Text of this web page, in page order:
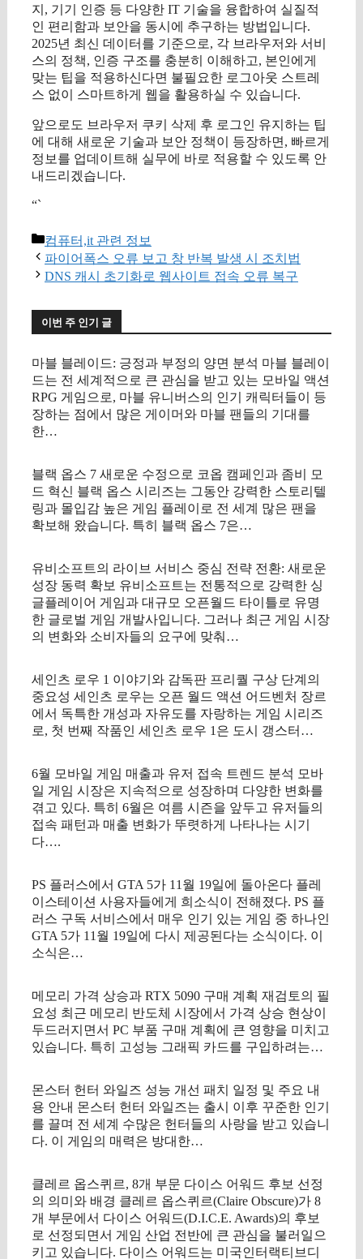
지, 기기 인증 등 다양한 IT 기술을 융합하여 실질적
인 편리함과 보안을 동시에 추구하는 방법입니다.
2025년 최신 데이터를 기준으로, 각 브라우저와 서비
스의 정책, 인증 구조를 충분히 이해하고, 본인에게
맞는 팁을 적용하신다면 불필요한 로그아웃 스트레
스 없이 스마트하게 웹을 활용하실 수 있습니다.
앞으로도 브라우저 쿠키 삭제 후 로그인 유지하는 팁
에 대해 새로운 기술과 보안 정책이 등장하면, 빠르게
정보를 업데이트해 실무에 바로 적용할 수 있도록 안
내드리겠습니다.
“`
카
테
고
컴퓨터,it 관련 정보
파이어폭스 오류 보고 창 반복 발생 시 조치법
DNS 캐시 초기화로 웹사이트 접속 오류 복구
이번 주 인기 글
마블 블레이드: 긍정과 부정의 양면 분석 마블 블레이
드는 전 세계적으로 큰 관심을 받고 있는 모바일 액션
RPG 게임으로, 마블 유니버스의 인기 캐릭터들이 등
장하는 점에서 많은 게이머와 마블 팬들의 기대를
한…
블랙 옵스 7 새로운 수정으로 코옵 캠페인과 좀비 모
드 혁신 블랙 옵스 시리즈는 그동안 강력한 스토리텔
링과 몰입감 높은 게임 플레이로 전 세계 많은 팬을
확보해 왔습니다. 특히 블랙 옵스 7은…
유비소프트의 라이브 서비스 중심 전략 전환: 새로운
성장 동력 확보 유비소프트는 전통적으로 강력한 싱
글플레이어 게임과 대규모 오픈월드 타이틀로 유명
한 글로벌 게임 개발사입니다. 그러나 최근 게임 시장
의 변화와 소비자들의 요구에 맞춰…
세인츠 로우 1 이야기와 감독판 프리퀄 구상 단계의
중요성 세인츠 로우는 오픈 월드 액션 어드벤처 장르
에서 독특한 개성과 자유도를 자랑하는 게임 시리즈
로, 첫 번째 작품인 세인츠 로우 1은 도시 갱스터…
6월 모바일 게임 매출과 유저 접속 트렌드 분석 모바
일 게임 시장은 지속적으로 성장하며 다양한 변화를
겪고 있다. 특히 6월은 여름 시즌을 앞두고 유저들의
접속 패턴과 매출 변화가 뚜렷하게 나타나는 시기
다….
PS 플러스에서 GTA 5가 11월 19일에 돌아온다 플레
이스테이션 사용자들에게 희소식이 전해졌다. PS 플
러스 구독 서비스에서 매우 인기 있는 게임 중 하나인
GTA 5가 11월 19일에 다시 제공된다는 소식이다. 이
소식은…
메모리 가격 상승과 RTX 5090 구매 계획 재검토의 필
요성 최근 메모리 반도체 시장에서 가격 상승 현상이
두드러지면서 PC 부품 구매 계획에 큰 영향을 미치고
있습니다. 특히 고성능 그래픽 카드를 구입하려는…
몬스터 헌터 와일즈 성능 개선 패치 일정 및 주요 내
용 안내 몬스터 헌터 와일즈는 출시 이후 꾸준한 인기
를 끌며 전 세계 수많은 헌터들의 사랑을 받고 있습니
다. 이 게임의 매력은 방대한…
클레르 옵스퀴르, 8개 부문 다이스 어워드 후보 선정
의 의미와 배경 클레르 옵스퀴르(Claire Obscure)가 8
개 부문에서 다이스 어워드(D.I.C.E. Awards)의 후보
로 선정되면서 게임 산업 전반에 큰 관심을 불러일으
키고 있습니다. 다이스 어워드는 미국인터랙티브디